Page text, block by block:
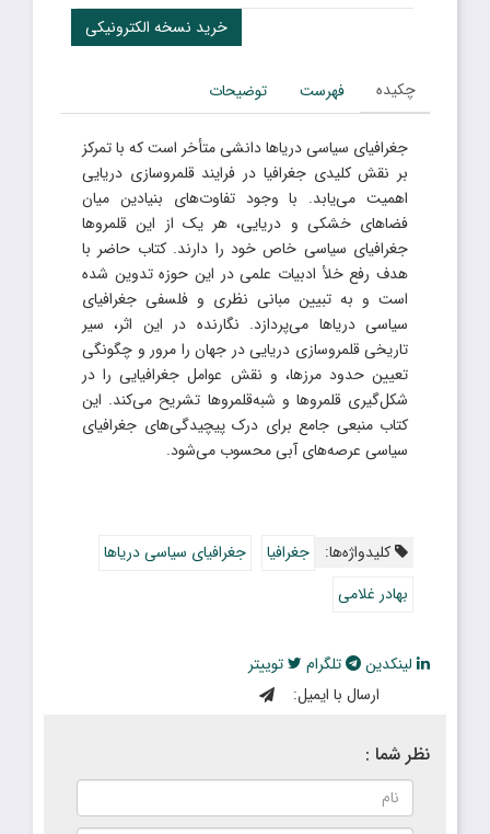
خرید نسخه الکترونیکی
چکیده فهرست توضیحات
جغرافیای سیاسی دریاها دانشی متأخر است که با تمرکز
بر نقش کلیدی جغرافیا در فرایند قلمروسازی دریایی
اهمیت می‌یابد. با وجود تفاوت‌های بنیادین میان
فضاهای خشکی و دریایی، هر یک از این قلمروها
جغرافیای سیاسی خاص خود را دارند. کتاب حاضر با
هدف رفع خلأ ادبیات علمی در این حوزه تدوین شده
است و به تبیین مبانی نظری و فلسفی جغرافیای
سیاسی دریاها می‌پردازد. نگارنده در این اثر، سیر
تاریخی قلمروسازی دریایی در جهان را مرور و چگونگی
تعیین حدود مرزها، و نقش عوامل جغرافیایی را در
شکل‌گیری قلمروها و شبه‌قلمروها تشریح می‌کند. این
کتاب منبعی جامع برای درک پیچیدگی‌های جغرافیای
سیاسی عرصه‌های آبی محسوب می‌شود.
کلیدواژه‌ها: جغرافیا
جغرافیای سیاسی دریاها
بهادر غلامی
لینکدین تلگرام
توییتر
ارسال با ایمیل:
نظر شما :